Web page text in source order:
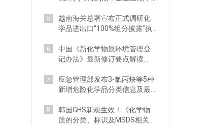
5
越南海关总署宣布正式调研化
学品进出口“100%组分披露”执
6
中国《新化学物质环境管理登
记办法》最新修订要点解读
7
应急管理部发布3-氯丙炔等5种
新增危险化学品分类信息及最
8
韩国GHS新规生效！《化学物
质的分类、标识及MSDS相关标